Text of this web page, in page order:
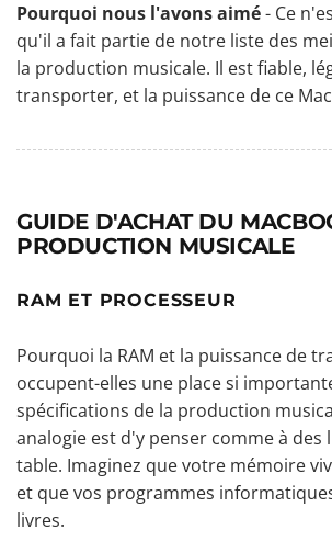
Pourquoi nous l'avons aimé- Ce
qu'il a fait partie de notre liste des
la production musicale. Il est fiable,
transporter, et la puissance de ce
GUIDE D'ACHAT DU
PRODUCTION MUSICALE
RAM ET PROCESSEUR
Pourquoi la RAM et la puissance de
occupent-elles une place si
spécifications de la production
analogie est d'y penser comme à des
table. Imaginez que votre mémoire
et que vos programmes
livres.